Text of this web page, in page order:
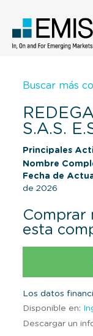
Buscar más
S.A.S.
Principales
Nombre
Fecha de
de 2026
Comprar
esta
Los datos
Disponible en:
Descargar un